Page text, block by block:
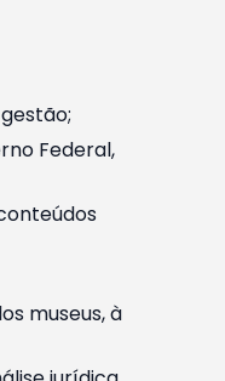
Federal,
museus, à